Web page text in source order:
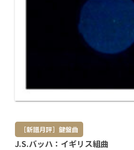
［新譜月評］鍵盤曲
J.S.バッハ：イギリス組曲